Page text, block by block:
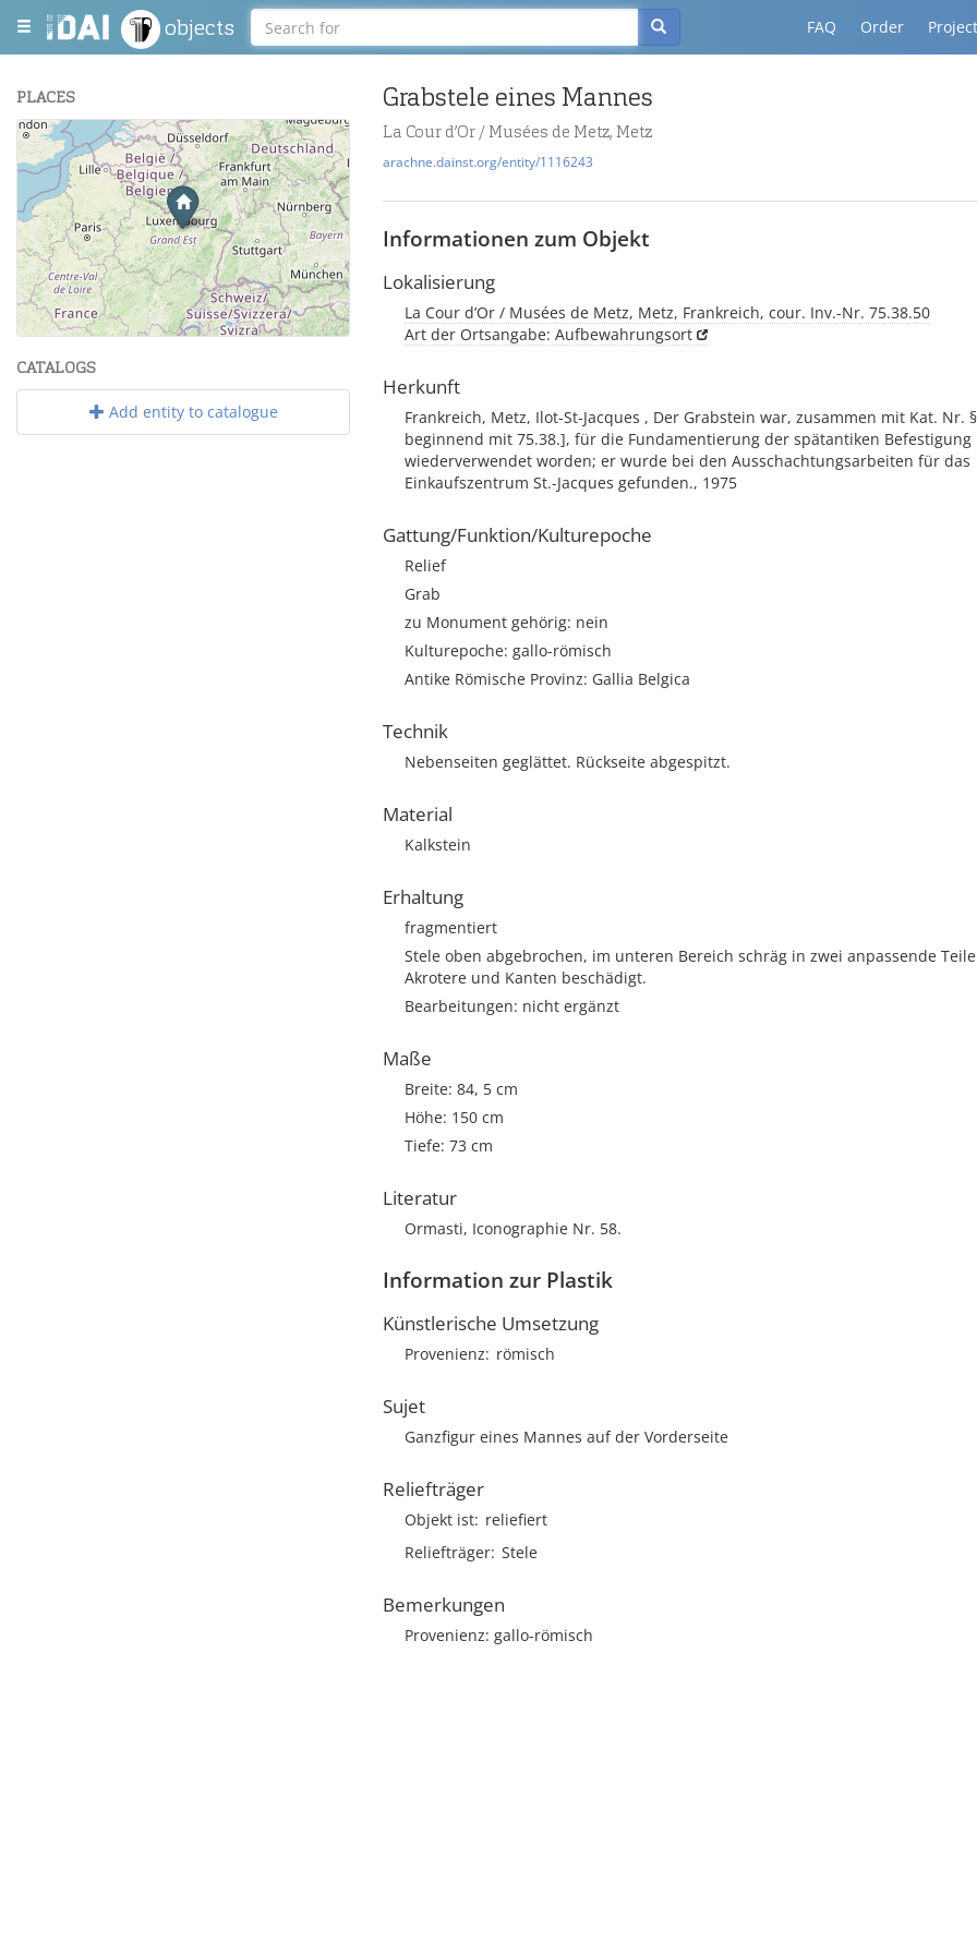
objects FAQ Order
PLACES
+
−
Leaflet| Maps and Data ©OpenStreetMap.
CATALOGS
Add entity to catalogue
Grabstele eines Mannes
La Cour d’Or / Musées de Metz, Metz
arachne.dainst.org/entity/1116243
Informationen zum Objekt
Lokalisierung
La Cour d’Or / Musées de Metz, Metz, Frankreich, cour. Inv.-Nr. 75.38.50
Art der Ortsangabe: Aufbewahrungsort
Herkunft
Frankreich, Metz, Ilot-St-Jacques , Der Grabstein war, zusammen mit Kat. Nr.
beginnend mit 75.38.], für die Fundamentierung der spätantiken Befestigung
wiederverwendet worden; er wurde bei den Ausschachtungsarbeiten für das
Einkaufszentrum St.-Jacques gefunden., 1975
Gattung/Funktion/Kulturepoche
Relief
Grab
zu Monument gehörig: nein
Kulturepoche: gallo-römisch
Antike Römische Provinz: Gallia Belgica
Technik
Nebenseiten geglättet. Rückseite abgespitzt.
Material
Kalkstein
Erhaltung
fragmentiert
Stele oben abgebrochen, im unteren Bereich schräg in zwei anpassende
Akrotere und Kanten beschädigt.
Bearbeitungen: nicht ergänzt
Maße
Breite: 84, 5 cm
Höhe: 150 cm
Tiefe: 73 cm
Literatur
Ormasti, Iconographie Nr. 58.
Information zur Plastik
Künstlerische Umsetzung
Provenienz römisch
Sujet
Ganzfigur eines Mannes auf der Vorderseite
Reliefträger
Objekt ist reliefiert
Reliefträger Stele
Bemerkungen
Provenienz: gallo-römisch